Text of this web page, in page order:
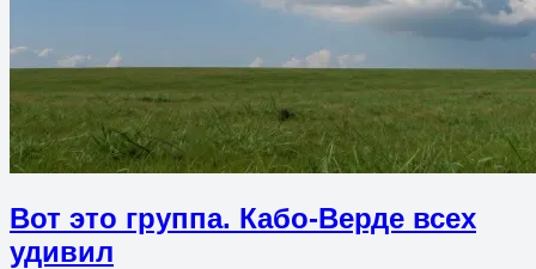
Вот это группа. Кабо-Верде всех
удивил